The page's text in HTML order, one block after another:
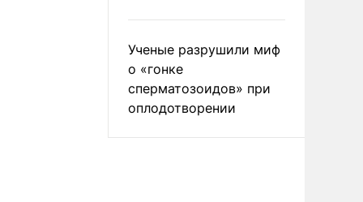
Ученые разрушили миф
о «гонке
сперматозоидов» при
оплодотворении